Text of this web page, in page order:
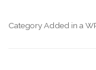
Category Added in a